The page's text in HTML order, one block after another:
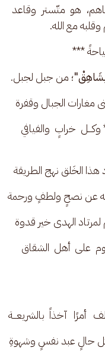
هو متّستر وقاعد
مع الله.
***
؛ من جبل لجبل.
الجبال وقفرة
خرابٍ  والفيافي
الخَلق نهج الطريقة
عن نصحٍ ولطفٍ ورحمة
الهدى خير قدوة
على  أهل  الشقاق
آخذاً  بالشريعـــة
كل حالٍ عبد نفسٍ وشهوةِ